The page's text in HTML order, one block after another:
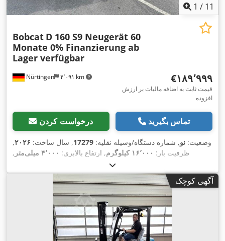
1 / 11
Nürtingen ۴٬۰۹۱ km
Bobcat D 160 S9 Neugerät 60
Monate 0% Finanzierung ab
Lager verfügbar
‎€۱۸۹٬۹۹۹
قیمت ثابت به اضافه مالیات بر ارزش
افزوده
درخواست کردن تماس بگیرید
وضعیت: نو, شماره دستگاه/وسیله نقلیه: 17279, سال ساخت: ۲۰۲۶,
ظرفیت بار: ۱۶٬۰۰۰ کیلوگرم , ارتفاع بالابری: ۴٬۰۰۰ میلی‌متر
,
, مرکز ثقل بار:
سوخت:دیزل, نوع دکل:تریپلکس, ارتفاع سازه:۳٬۰۳۰ میلی‌متر
,
طول شاخک‌ها:۲٬۴۰۰ میلی‌متر , اندازه لاستیک جلو:
, سایز تایر عقب:12.00-20 100% , وزن کل:۱۹٬۳۰۰ کیلوگرم
تجهیزات:,
آگهی کوچک